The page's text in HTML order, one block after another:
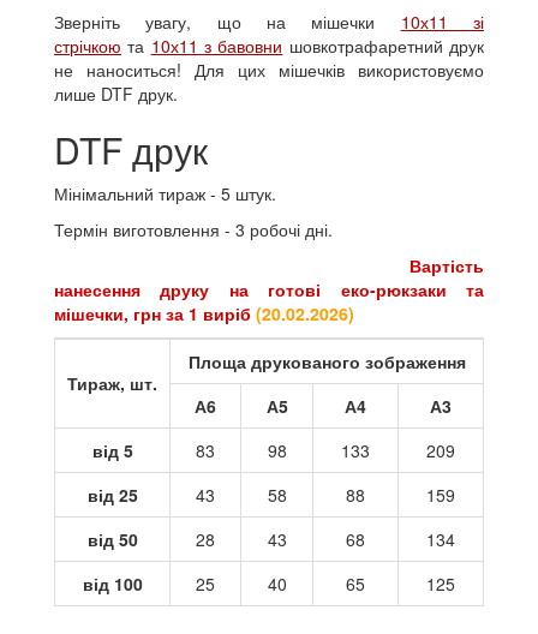
Зверніть увагу, що на мішечки 10х11 зі
стрічкою та 10х11 з бавовни шовкотрафаретний друк
не наноситься! Для цих мішечків використовуємо
лише DTF друк.
DTF друк
Мінімальний тираж - 5 штук.
Термін виготовлення - 3 робочі дні.
Вартість
нанесення друку на готові еко-рюкзаки та
мішечки, грн за 1 виріб (20.02.2026)
Тираж, шт.
Площа друкованого зображення
А6
А5 А4
А3
від 5
83 98 133
209
від 25
43 58 88
159
від 50
28 43 68
134
від 100
25 40 65 125